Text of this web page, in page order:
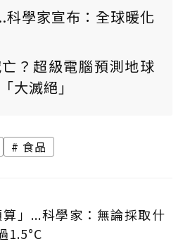
科學家宣布：全球暖化
？超級電腦預測地球
大滅絕」
食品
」...科學家：無論採取什
1.5°C